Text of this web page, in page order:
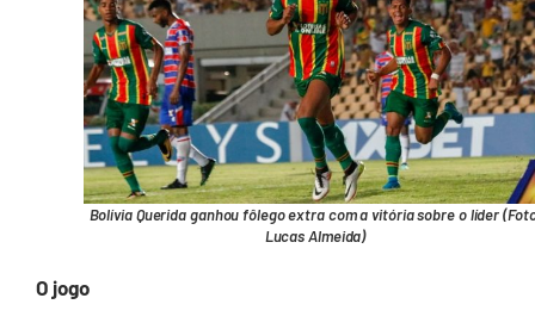
Bolívia Querida ganhou fôlego extra com a vitória sobre o líder
Lucas Almeida)
O jogo